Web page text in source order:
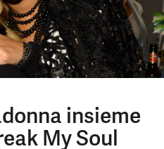
insieme
My Soul